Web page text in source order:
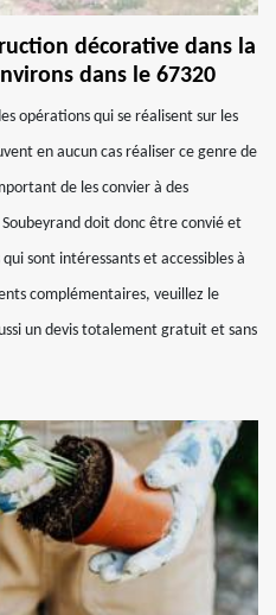
décorative dans la
dans le 67320
opérations qui se réalisent sur les
en aucun cas réaliser ce genre de
de les convier à des
doit donc être convié et
sont intéressants et accessibles à
complémentaires, veuillez le
un devis totalement gratuit et sans